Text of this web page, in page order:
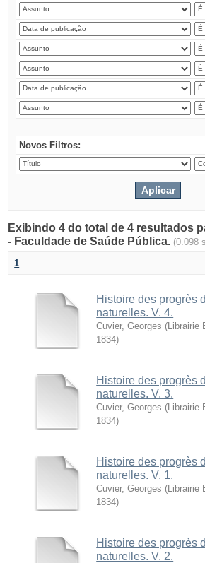
Novos Filtros:
Exibindo 4 do total de 4 resultados
- Faculdade de Saúde Pública. (0.098
1
Histoire des progrès
naturelles. V. 4.
Cuvier, Georges (
1834)
Histoire des progrès
naturelles. V. 3.
Cuvier, Georges (
1834)
Histoire des progrès
naturelles. V. 1.
Cuvier, Georges (
1834)
Histoire des progrès
naturelles. V. 2.